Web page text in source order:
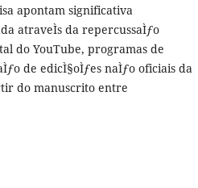
apontam significativa
atraveÌs da repercussaÌƒo
do YouTube, programas de
de edicÌ§oÌƒes naÌƒo oficiais da
do manuscrito entre